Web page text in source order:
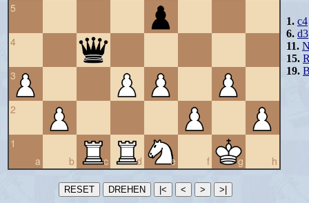
5
4
3
2
a
1
b
c d e f g h
RESET DREHEN |< < > >|
1. c4
6. d3
11.
15.
19.